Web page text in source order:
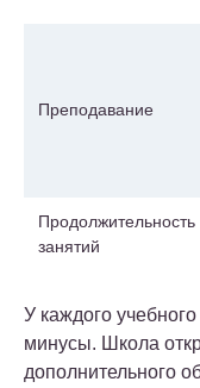
Преподавание
Продолжительность
занятий
У каждого
минусы. Школа
дополнительного